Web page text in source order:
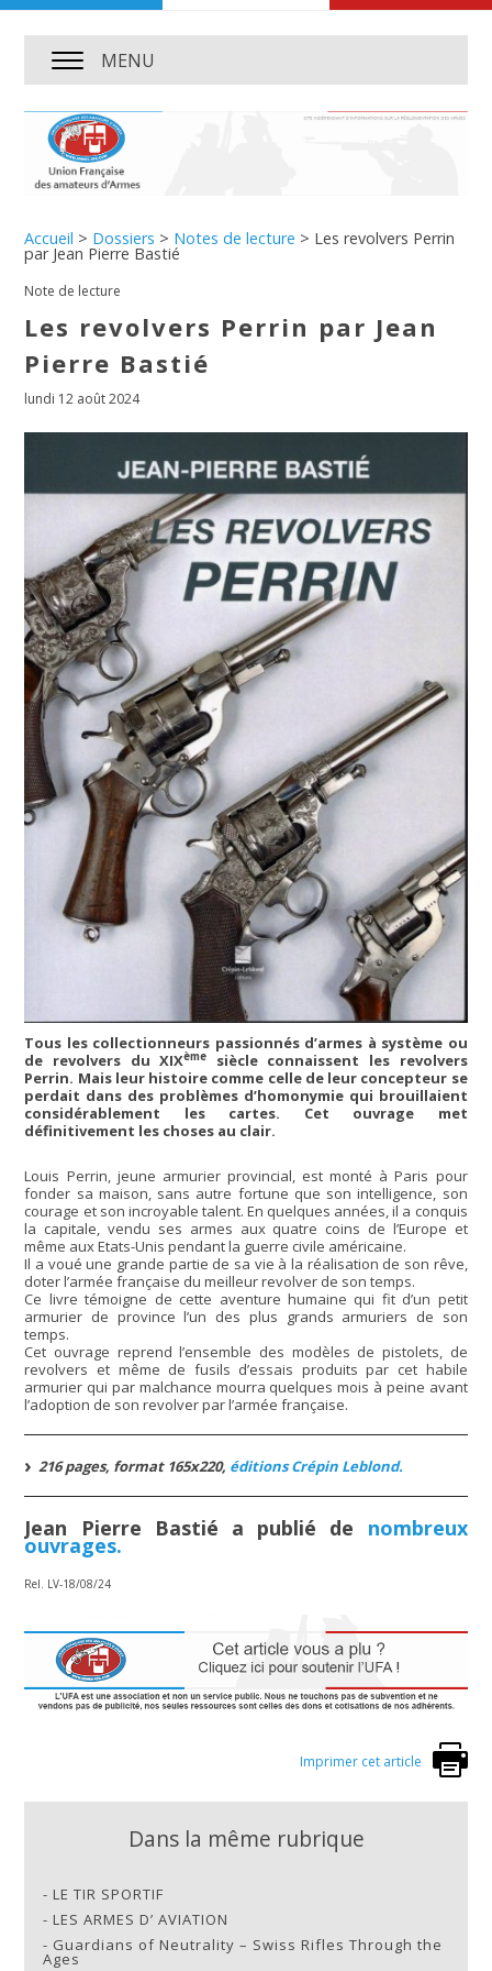
MENU
Accueil > Dossiers > Notes de lecture > Les revolvers Perrin
par Jean Pierre Bastié
Note de lecture
Les revolvers Perrin par Jean
Pierre Bastié
lundi 12 août 2024
Tous les collectionneurs passionnés d’armes à système ou
de revolvers du XIXème
siècle connaissent les revolvers
Perrin. Mais leur histoire comme celle de leur concepteur se
perdait dans des problèmes d’homonymie qui brouillaient
considérablement les cartes. Cet ouvrage met
définitivement les choses au clair.
Louis Perrin, jeune armurier provincial, est monté à Paris pour
fonder sa maison, sans autre fortune que son intelligence, son
courage et son incroyable talent. En quelques années, il a conquis
la capitale, vendu ses armes aux quatre coins de l’Europe et
même aux Etats-Unis pendant la guerre civile américaine.
Il a voué une grande partie de sa vie à la réalisation de son rêve,
doter l’armée française du meilleur revolver de son temps.
Ce livre témoigne de cette aventure humaine qui fit d’un petit
armurier de province l’un des plus grands armuriers de son
temps.
Cet ouvrage reprend l’ensemble des modèles de pistolets, de
revolvers et même de fusils d’essais produits par cet habile
armurier qui par malchance mourra quelques mois à peine avant
l’adoption de son revolver par l’armée française.
216 pages, format 165x220, éditions Crépin Leblond.
Jean Pierre Bastié a publié de nombreux
ouvrages.
Rel. LV-18/08/24
Imprimer cet article
Dans la même rubrique
-LE TIR SPORTIF
-LES ARMES D’ AVIATION
- Guardians of Neutrality – Swiss Rifles Through the
Ages